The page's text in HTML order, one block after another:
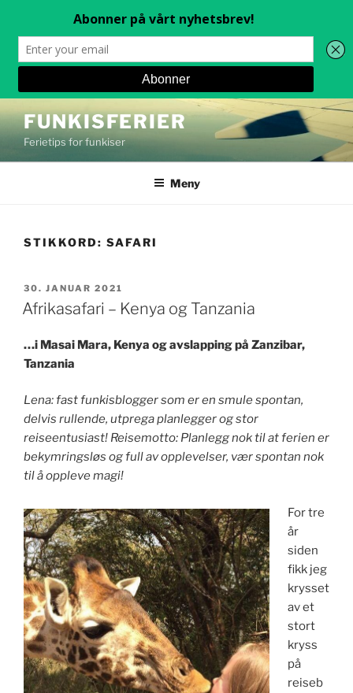
til
innhold
FUNKISFERIER
Ferietips for funkiser
Meny
STIKKORD: SAFARI
PUBLISERT
30. JANUAR 2021
Afrikasafari – Kenya og Tanzania
…i Masai Mara, Kenya og avslapping på Zanzibar,
Tanzania
Lena: fast funkisblogger som er en smule spontan,
delvis rullende, utprega planlegger og stor
reiseentusiast! Reisemotto: Planlegg nok til at ferien er
bekymringsløs og full av opplevelser, vær spontan nok
til å oppleve magi!
For tre
år
siden
fikk jeg
krysset
av et
stort
kryss
på
reiseb